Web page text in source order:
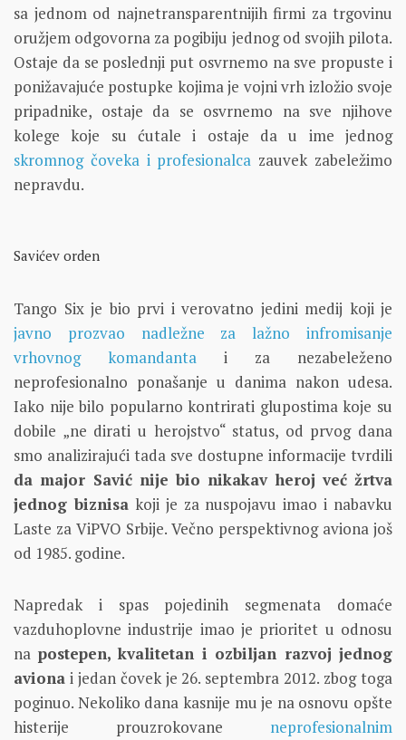
sa jednom od najnetransparentnijih firmi za trgovinu
oružjem odgovorna za pogibiju jednog od svojih pilota.
Ostaje da se poslednji put osvrnemo na sve propuste i
ponižavajuće postupke kojima je vojni vrh izložio svoje
pripadnike, ostaje da se osvrnemo na sve njihove
kolege koje su ćutale i ostaje da u ime jednog
skromnog čoveka i profesionalca zauvek zabeležimo
nepravdu.
Savićev orden
Tango Six je bio prvi i verovatno jedini medij koji je
javno prozvao nadležne za lažno infromisanje
vrhovnog komandanta i za nezabeleženo
neprofesionalno ponašanje u danima nakon udesa.
Iako nije bilo popularno kontrirati glupostima koje su
dobile „ne dirati u herojstvo“ status, od prvog dana
smo analizirajući tada sve dostupne informacije tvrdili
da major Savić nije bio nikakav heroj već žrtva
jednog biznisakoji je za nuspojavu imao i nabavku
Laste za ViPVO Srbije. Večno perspektivnog aviona još
od 1985. godine.
Napredak i spas pojedinih segmenata domaće
vazduhoplovne industrije imao je prioritet u odnosu
na postepen, kvalitetan i ozbiljan razvoj jednog
aviona i jedan čovek je 26. septembra 2012. zbog toga
poginuo. Nekoliko dana kasnije mu je na osnovu opšte
histerije prouzrokovane neprofesionalnim